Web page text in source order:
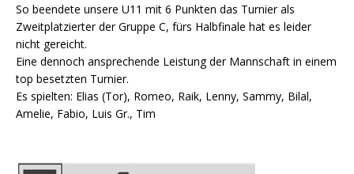
So beendete unsere U11 mit 6 Punkten das Turnier als
Zweitplatzierter der Gruppe C, fürs Halbfinale hat es leider
nicht gereicht.
Eine dennoch ansprechende Leistung der Mannschaft in einem
top besetzten Turnier.
Es spielten: Elias (Tor), Romeo, Raik, Lenny, Sammy, Bilal,
Amelie, Fabio, Luis Gr., Tim